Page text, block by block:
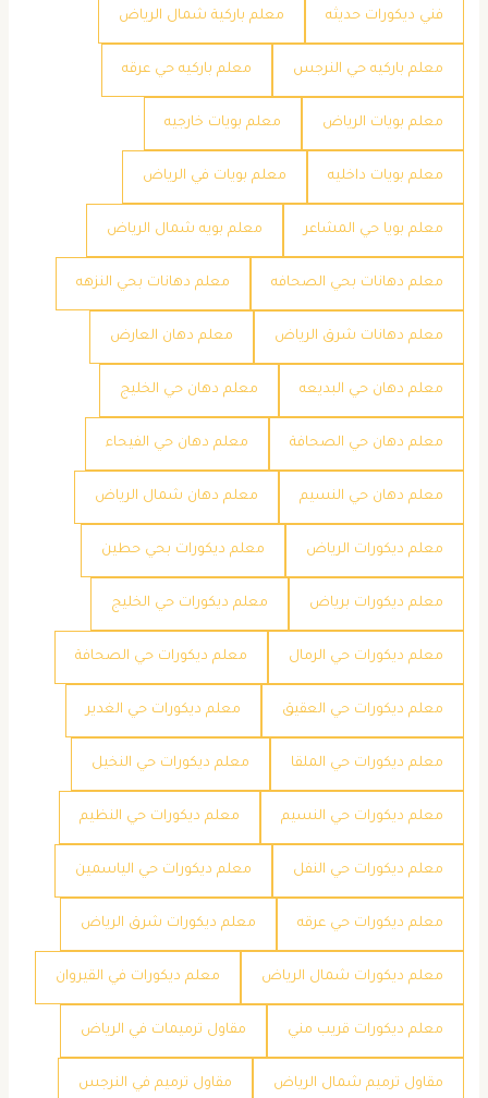
فني ديكورات حديثه معلم باركية شمال الرياض
معلم باركيه حي النرجس معلم باركيه حي عرقه
معلم بويات الرياض معلم بويات خارجيه
معلم بويات داخليه معلم بويات في الرياض
معلم بويا حي المشاعر معلم بويه شمال الرياض
معلم دهانات بحي الصحافه معلم دهانات بحي النزهه
معلم دهانات شرق الرياض معلم دهان العارض
معلم دهان حي البديعه معلم دهان حي الخليج
معلم دهان حي الصحافة معلم دهان حي الفيحاء
معلم دهان حي النسيم معلم دهان شمال الرياض
معلم ديكورات الرياض معلم ديكورات بحي حطين
معلم ديكورات برياض معلم ديكورات حي الخليج
معلم ديكورات حي الرمال معلم ديكورات حي الصحافة
معلم ديكورات حي العقيق معلم ديكورات حي الغدير
معلم ديكورات حي الملقا معلم ديكورات حي النخيل
معلم ديكورات حي النسيم معلم ديكورات حي النظيم
معلم ديكورات حي النفل معلم ديكورات حي الياسمين
معلم ديكورات حي عرقه معلم ديكورات شرق الرياض
معلم ديكورات شمال الرياض معلم ديكورات في القيروان
معلم ديكورات قريب مني مقاول ترميمات في الرياض
مقاول ترميم شمال الرياض مقاول ترميم في النرجس